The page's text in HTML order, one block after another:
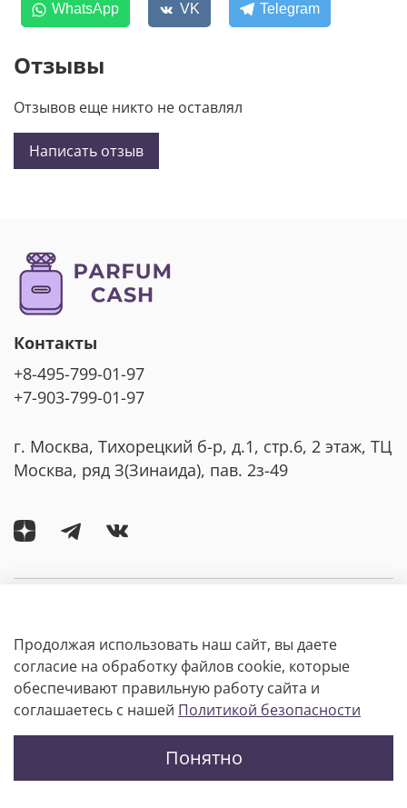
WhatsApp VK Telegram
Отзывы
Отзывов еще никто не оставлял
Написать отзыв
Покупателям
Информация
Контакты
+8-495-799-01-97
+7-903-799-01-97
г. Москва, Тихорецкий б-р, д.1, стр.6, 2 этаж, ТЦ
Москва, ряд З(Зинаида), пав. 2з-49
Продолжая использовать наш сайт, вы даете
согласие на обработку файлов cookie, которые
обеспечивают правильную работу сайта и
соглашаетесь с нашей Политикой безопасности
Понятно